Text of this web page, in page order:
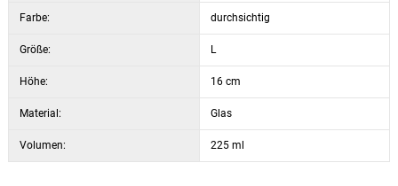
Farbe: durchsichtig
Größe: L
Höhe: 16 cm
Material: Glas
Volumen: 225 ml